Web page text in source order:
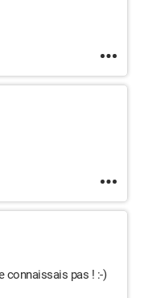
connaissais pas ! :-)